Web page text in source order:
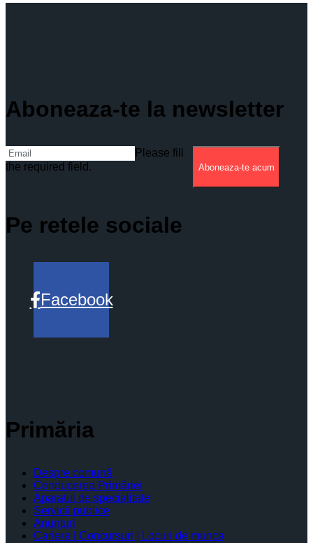
Aboneaza-te la newsletter
Please fill
the required field.
Aboneaza-te acum
Pe retele sociale
Facebook
Primăria
Despre comună
Conducerea Primăriei
Aparatul de specialitate
Servicii publice
Anunturi
Cariera | Concursuri | Locuri de munca